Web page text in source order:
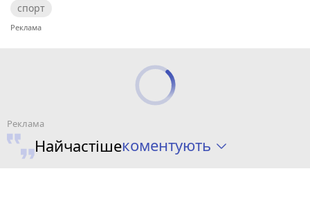
спорт
Найчастішекоментують